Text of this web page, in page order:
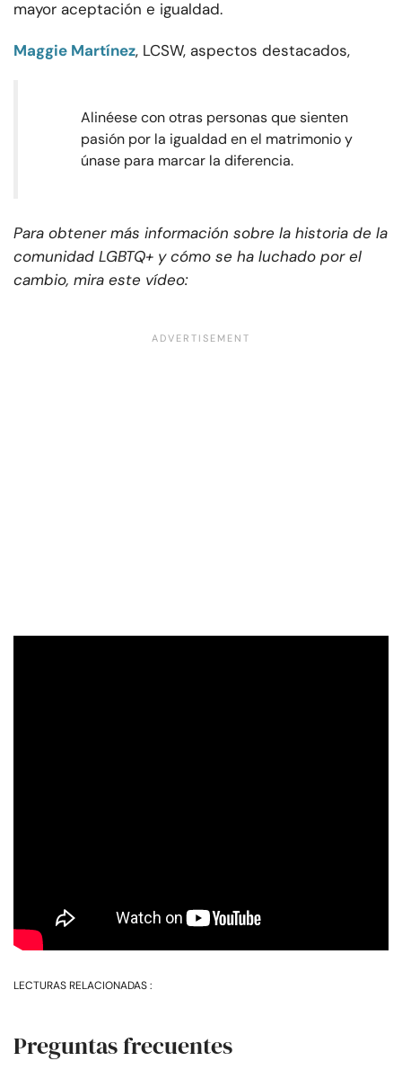
mayor aceptación e igualdad.
Maggie Martínez, LCSW, aspectos destacados,
Alinéese con otras personas que sienten
pasión por la igualdad en el matrimonio y
únase para marcar la diferencia.
Para obtener más información sobre la historia de la
comunidad LGBTQ+ y cómo se ha luchado por el
cambio, mira este vídeo:
LECTURAS RELACIONADAS :
Preguntas frecuentes